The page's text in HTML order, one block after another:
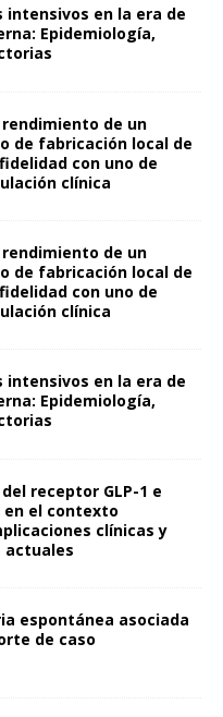
intensivos en la era de
Epidemiología,
de un
de fabricación local de
con uno de
clínica
de un
de fabricación local de
con uno de
clínica
intensivos en la era de
Epidemiología,
receptor GLP-1 e
en el contexto
clínicas y
actuales
espontánea asociada
de caso